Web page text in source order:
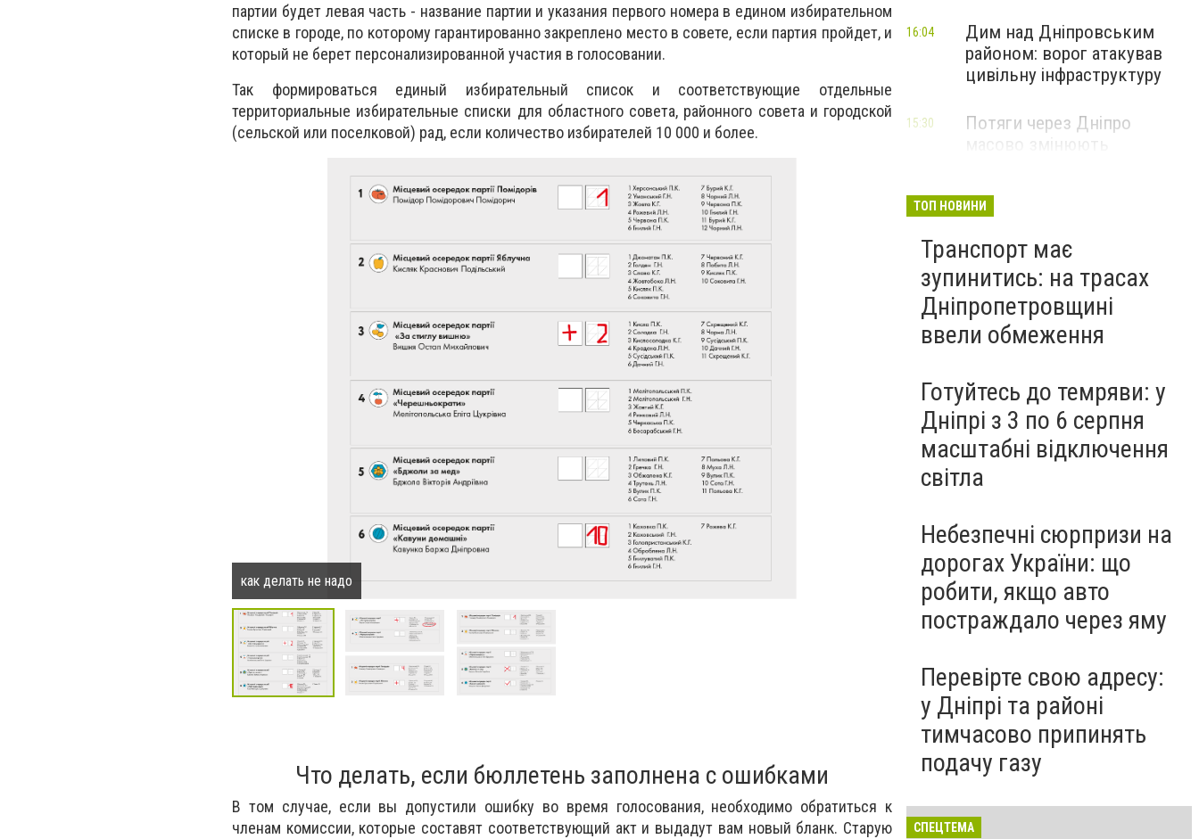
партии будет левая часть - название партии и указания первого номера в едином избирательном
списке в городе, по которому гарантированно закреплено место в совете, если партия пройдет, и
который не берет персонализированной участия в голосовании.
Так формироваться единый избирательный список и соответствующие отдельные
территориальные избирательные списки для областного совета, районного совета и городской
(сельской или поселковой) рад, если количество избирателей 10 000 и более.
как делать не надо как делать не надо
Что делать, если бюллетень заполнена с ошибками
В том случае, если вы допустили ошибку во время голосования, необходимо обратиться к
членам комиссии, которые составят соответствующий акт и выдадут вам новый бланк. Старую
Дим над Дніпровським
районом: ворог атакував
цивільну інфраструктуру
16:04
Потяги через Дніпро
15:30
ТОП НОВИНИ
Транспорт має
зупинитись: на трасах
Дніпропетровщині
ввели обмеження
Готуйтесь до темряви: у
Дніпрі з 3 по 6 серпня
масштабні відключення
світла
Небезпечні сюрпризи на
дорогах України: що
робити, якщо авто
постраждало через яму
Перевірте свою адресу:
у Дніпрі та районі
тимчасово припинять
подачу газу
СПЕЦТЕМА